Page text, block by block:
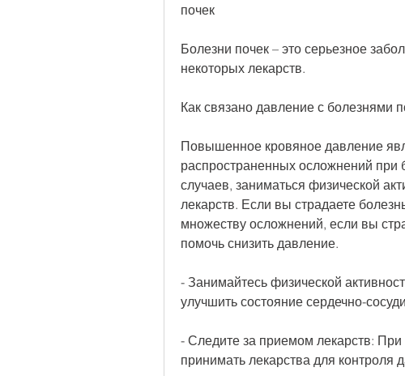
почек
Болезни почек – это серьезное
некоторых лекарств.
Как связано давление с болезнями
Повышенное кровяное давление
распространенных осложнений при
случаев, заниматься физической
лекарств. Если вы страдаете
множеству осложнений, если вы
помочь снизить давление.
- Занимайтесь физической
улучшить состояние сердечно-
- Следите за приемом лекарств:
принимать лекарства для контроля